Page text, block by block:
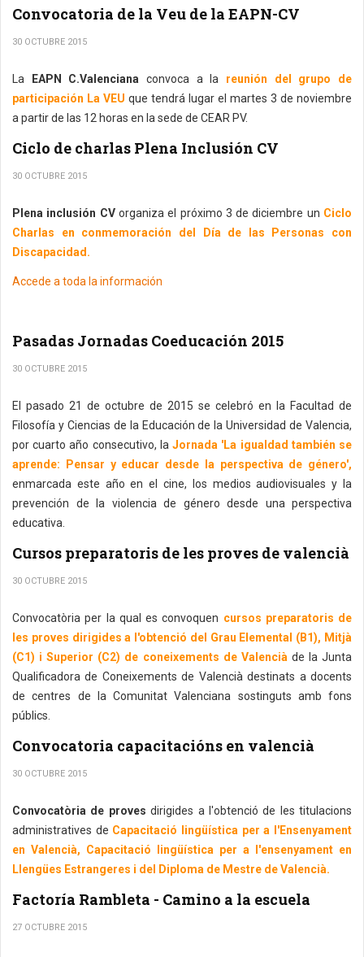
Convocatoria de la Veu de la EAPN-CV
30 OCTUBRE 2015
La EAPN C.Valenciana convoca a la reunión del grupo de
participación La VEU que tendrá lugar el martes 3 de noviembre
a partir de las 12 horas en la sede de CEAR PV.
Ciclo de charlas Plena Inclusión CV
30 OCTUBRE 2015
Plena inclusión CVorganiza el próximo 3 de diciembre un Ciclo
Charlas en conmemoración del
Día de las Personas con
Discapacidad.
Accede a toda la información
Pasadas Jornadas Coeducación 2015
30 OCTUBRE 2015
El pasado 21 de octubre de 2015 se celebró en la Facultad de
Filosofía y Ciencias de la Educación de la Universidad de Valencia,
por cuarto año consecutivo, laJornada 'La igualdad también se
aprende: Pensar y educar desde la perspectiva de género',
enmarcada este año en el cine, los medios audiovisuales y la
prevención de la violencia de género desde una perspectiva
educativa.
Cursos preparatoris de les proves de valencià
30 OCTUBRE 2015
Convocatòria per la qual es convoquen cursos preparatoris de
les proves dirigides a l'obtenció del Grau Elemental (B1), Mitjà
(C1) i Superior (C2) de coneixements de Valencià de la Junta
Qualificadora de Coneixements de Valencià destinats a docents
de centres de la Comunitat Valenciana sostinguts amb fons
públics.
Convocatoria capacitacións en valencià
30 OCTUBRE 2015
Convocatòria de proves dirigides a l'obtenció de les titulacions
administratives de Capacitació lingüística per a l'Ensenyament
en Valencià, Capacitació lingüística per a l'ensenyament en
Llengües Estrangeres i del Diploma de Mestre de Valencià.
Factoría Rambleta - Camino a la escuela
27 OCTUBRE 2015